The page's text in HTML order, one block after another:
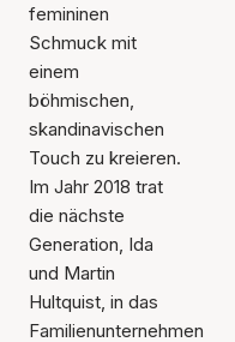
femininen
Schmuck mit
einem
böhmischen,
skandinavischen
Touch zu kreieren.
Im Jahr 2018 trat
die nächste
Generation, Ida
und Martin
Hultquist, in das
Familienunternehmen